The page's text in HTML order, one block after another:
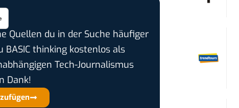
Quellen du in der Suche häufiger
thinking kostenlos als
Tech-Journalismus
Dank!